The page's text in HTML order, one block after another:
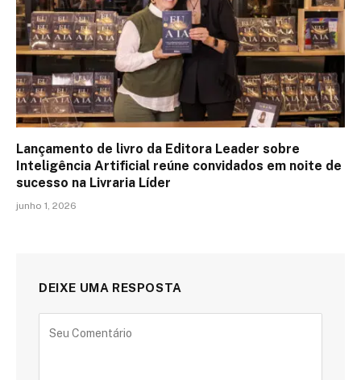
Lançamento de livro da Editora Leader sobre
Inteligência Artificial reúne convidados em noite de
sucesso na Livraria Líder
junho 1, 2026
DEIXE UMA RESPOSTA